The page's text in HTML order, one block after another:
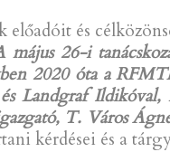
és
május 26-i
2020 óta a
Landgraf
T. Város
kérdései és a